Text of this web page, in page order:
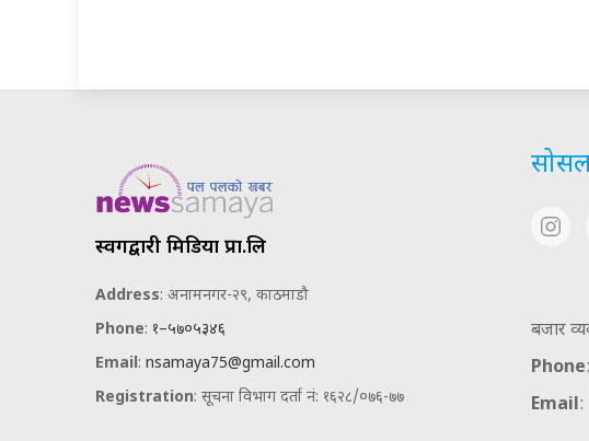
स्वर्गद्वारी मिडिया प्रा.लि
Address: अनामनगर-२९, काठमाडौ
Phone: १–५७०५३४६
Email: nsamaya75@gmail.com
Registration: सूचना विभाग दर्ता नं: १६२८/०७६-७७
बजार
Phone:
Email: